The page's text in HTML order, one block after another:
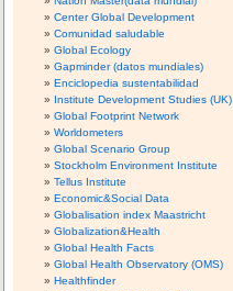
Center Global Development
Comunidad saludable
Global Ecology
Gapminder (datos mundiales)
Enciclopedia sustentabilidad
Institute Development Studies (UK)
Global Footprint Network
Worldometers
Global Scenario Group
Stockholm Environment Institute
Tellus Institute
Economic&Social Data
Globalisation index Maastricht
Globalization&Health
Global Health Facts
Global Health Observatory (OMS)
Healthfinder